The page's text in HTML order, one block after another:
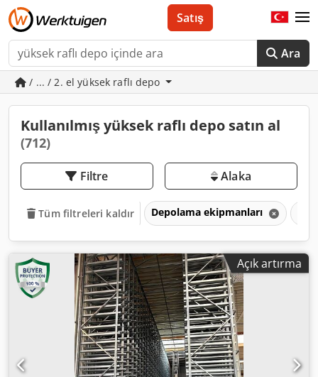
Ara
Satış
/ ... / 2. el yüksek raflı depo
Kullanılmış yüksek raflı depo satın al
(712)
Filtre Alaka
Tüm filtreleri kaldır Depolama ekipmanları
Açık artırma